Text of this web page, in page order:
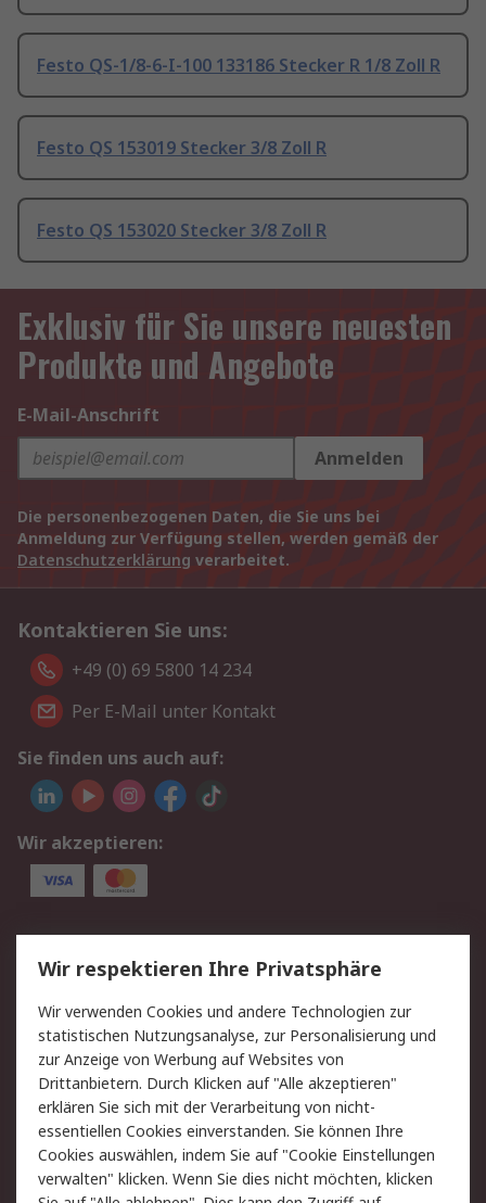
Festo QS-1/8-6-I-100 133186 Stecker R 1/8 Zoll R
Festo QS 153019 Stecker 3/8 Zoll R
Festo QS 153020 Stecker 3/8 Zoll R
Exklusiv für Sie unsere neuesten
Produkte und Angebote
E-Mail-Anschrift
Anmelden
Die personenbezogenen Daten, die Sie uns bei
Anmeldung zur Verfügung stellen, werden gemäß der
Datenschutzerklärung verarbeitet.
Kontaktieren Sie uns:
+49 (0) 69 5800 14 234
Per E-Mail unter Kontakt
Sie finden uns auch auf:
Wir akzeptieren:
Service
Value Added Services
Lieferlösungen
Rücksendungen
Kontakt
Hilfe
Privatkunden
Rechtliches
AGB
Datenschutz
Cookie-Richtlinie
Zahlungsbedingungen
Wir respektieren Ihre Privatsphäre
Wir verwenden Cookies und andere Technologien zur
statistischen Nutzungsanalyse, zur Personalisierung und
zur Anzeige von Werbung auf Websites von
Drittanbietern. Durch Klicken auf "Alle akzeptieren"
erklären Sie sich mit der Verarbeitung von nicht-
essentiellen Cookies einverstanden. Sie können Ihre
Cookies auswählen, indem Sie auf "Cookie Einstellungen
verwalten" klicken. Wenn Sie dies nicht möchten, klicken